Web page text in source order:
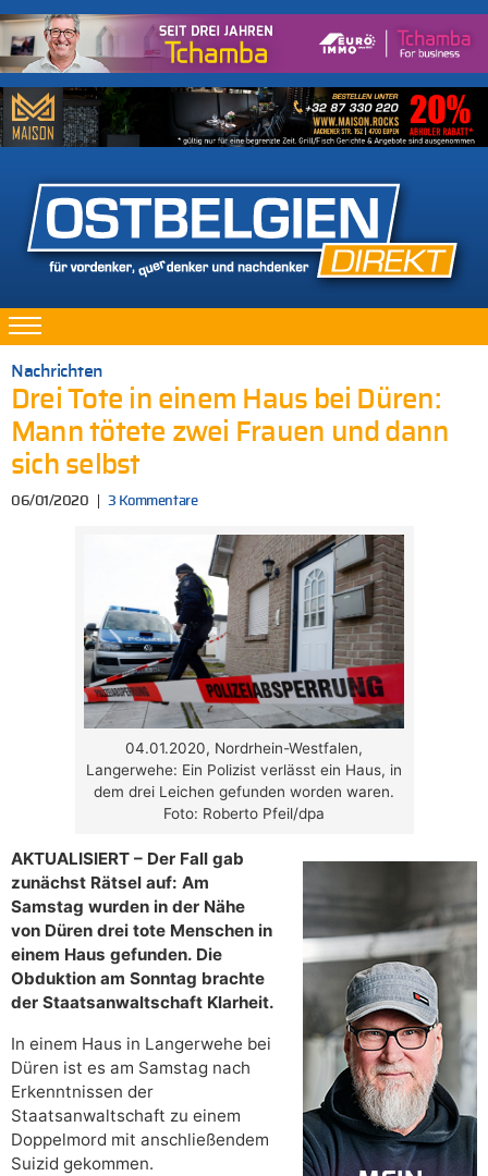
Nachrichten
Drei Tote in einem Haus bei Düren:
Mann tötete zwei Frauen und dann
sich selbst
06/01/2020 3 Kommentare
04.01.2020, Nordrhein-Westfalen,
Langerwehe: Ein Polizist verlässt ein Haus, in
dem drei Leichen gefunden worden waren.
Foto: Roberto Pfeil/dpa
AKTUALISIERT – Der Fall gab
zunächst Rätsel auf: Am
Samstag wurden in der Nähe
von Düren drei tote Menschen in
einem Haus gefunden. Die
Obduktion am Sonntag brachte
der Staatsanwaltschaft Klarheit.
In einem Haus in Langerwehe bei
Düren ist es am Samstag nach
Erkenntnissen der
Staatsanwaltschaft zu einem
Doppelmord mit anschließendem
Suizid gekommen.